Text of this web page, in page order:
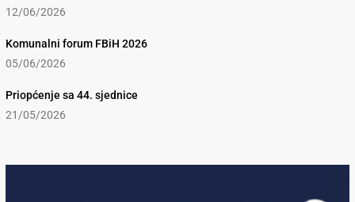
12/06/2026
Komunalni forum FBiH 2026
05/06/2026
Priopćenje sa 44. sjednice
21/05/2026